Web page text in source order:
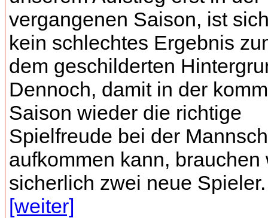
vergangenen Saison, ist
kein schlechtes Ergebnis
dem geschilderten
Dennoch, damit in der
Saison wieder die richtige
Spielfreude bei der
aufkommen kann, brauchen
sicherlich zwei neue
[weiter]